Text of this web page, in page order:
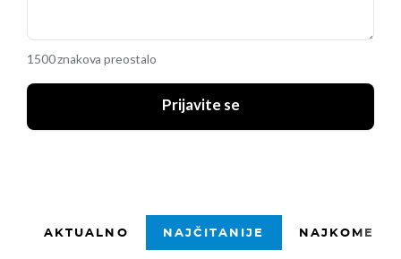
1500 znakova preostalo
Prijavite se
AKTUALNO NAJČITANIJE